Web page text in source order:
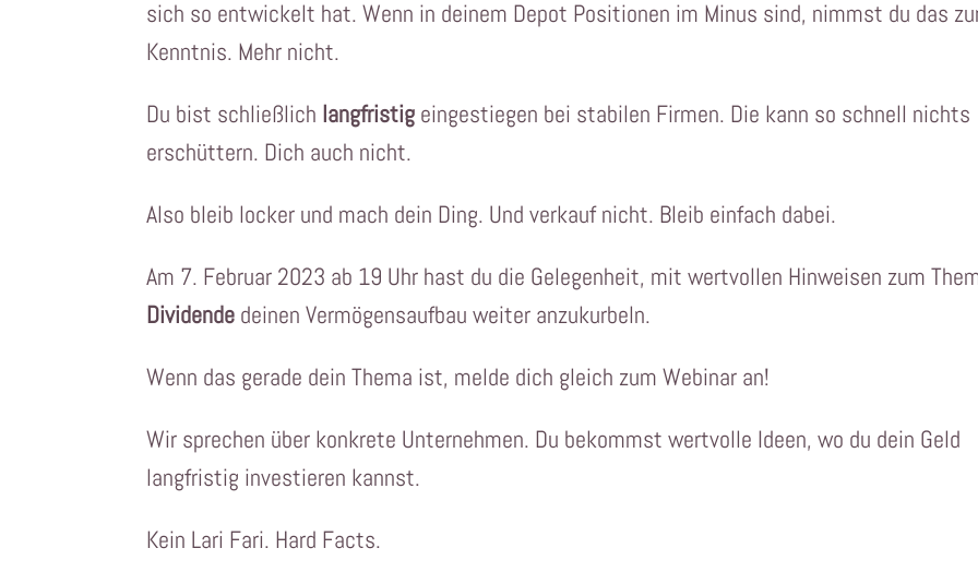
sich so entwickelt hat. Wenn in deinem Depot Positionen im Minus sind, nimmst du das
Kenntnis. Mehr nicht.
Du bist schließlich langfristig eingestiegen bei stabilen Firmen. Die kann so schnell nichts
erschüttern. Dich auch nicht.
Also bleib locker und mach dein Ding. Und verkauf nicht. Bleib einfach dabei.
Am 7. Februar 2023 ab 19 Uhr hast du die Gelegenheit, mit wertvollen Hinweisen zum
Dividende deinen Vermögensaufbau weiter anzukurbeln.
Wenn das gerade dein Thema ist, melde dich gleich zum Webinar an!
Wir sprechen über konkrete Unternehmen. Du bekommst wertvolle Ideen, wo du dein Geld
langfristig investieren kannst.
Kein Lari Fari. Hard Facts.